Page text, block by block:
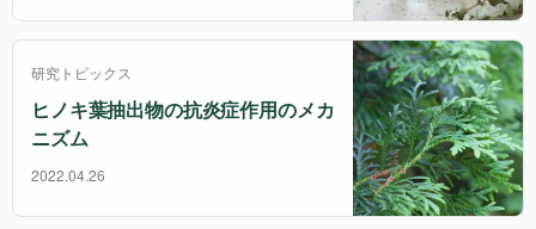
研究トピックス
ヒノキ葉抽出物の抗炎症作用のメカ
ニズム
2022.04.26